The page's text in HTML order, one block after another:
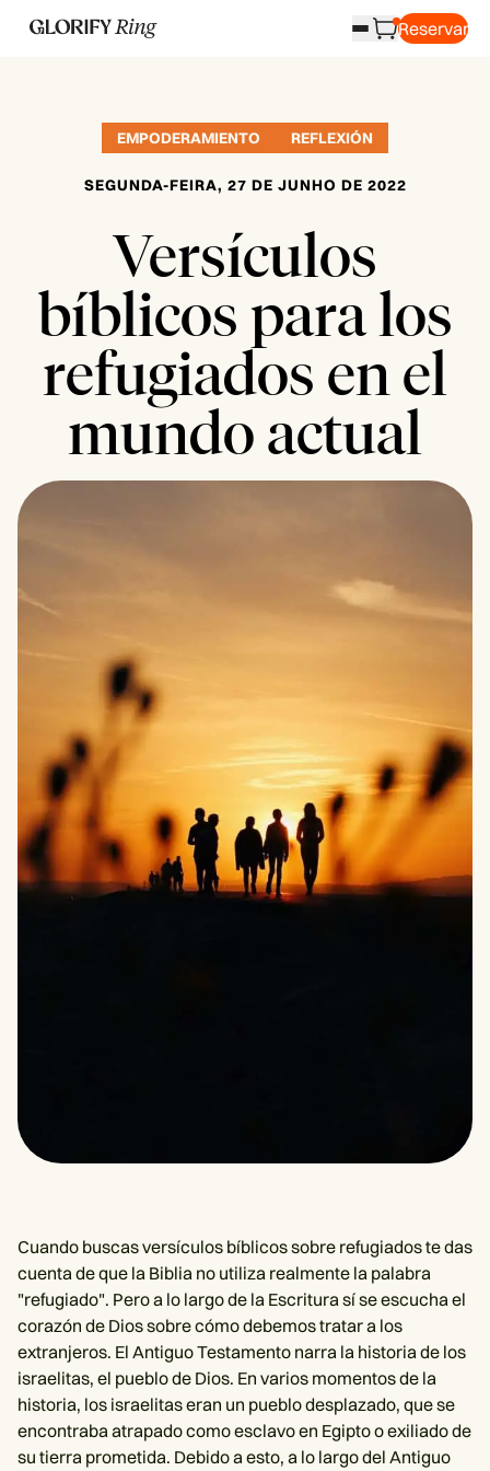
Reservar
EMPODERAMIENTO REFLEXIÓN
SEGUNDA-FEIRA, 27 DE JUNHO DE 2022
Versículos
bíblicos para los
refugiados en el
mundo actual
Cuando buscas versículos bíblicos sobre refugiados te das
cuenta de que la Biblia no utiliza realmente la palabra
"refugiado". Pero a lo largo de la Escritura sí se escucha el
corazón de Dios sobre cómo debemos tratar a los
extranjeros. El Antiguo Testamento narra la historia de los
israelitas, el pueblo de Dios. En varios momentos de la
historia, los israelitas eran un pueblo desplazado, que se
encontraba atrapado como esclavo en Egipto o exiliado de
su tierra prometida. Debido a esto, a lo largo del Antiguo